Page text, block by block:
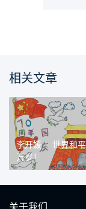
相关文章
李开媛 ：世界和
万岁！
关于我们